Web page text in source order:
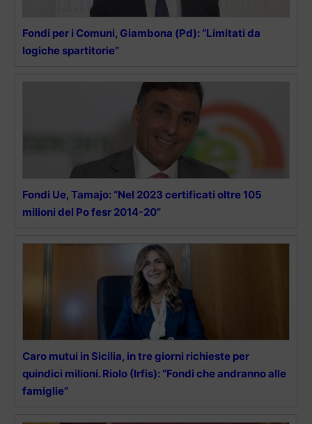
Fondi per i Comuni, Giambona (Pd): “Limitati da
logiche spartitorie”
Fondi Ue, Tamajo: “Nel 2023 certificati oltre 105
milioni del Po fesr 2014-20”
Caro mutui in Sicilia, in tre giorni richieste per
quindici milioni. Riolo (Irfis): “Fondi che andranno alle
famiglie”